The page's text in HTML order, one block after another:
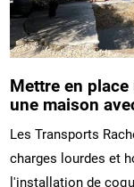
Mettre en
une maison
Les Transports
charges lourdes et
l'installation de